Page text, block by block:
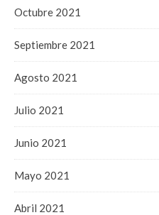
Octubre 2021
Septiembre 2021
Agosto 2021
Julio 2021
Junio 2021
Mayo 2021
Abril 2021